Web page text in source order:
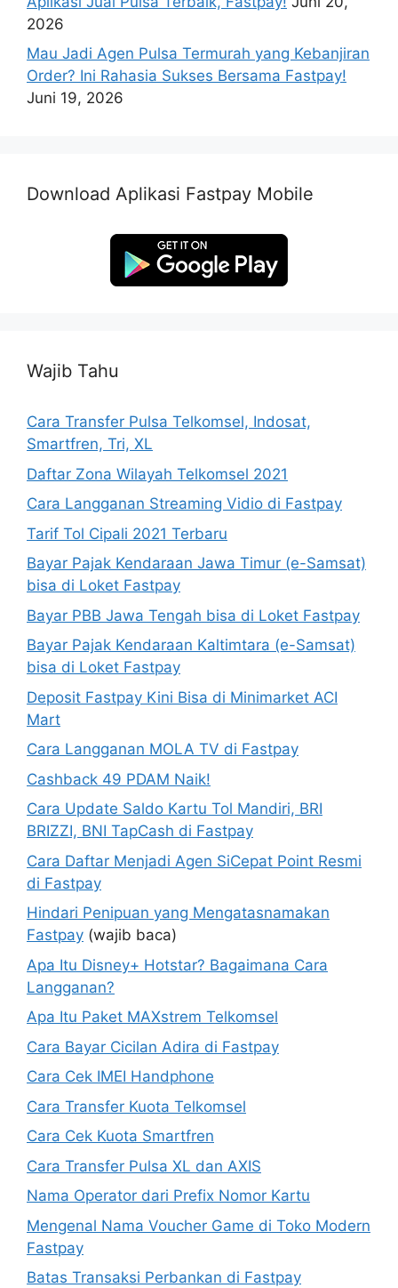
2026
Mau Jadi Agen Pulsa Termurah yang Kebanjiran
Order? Ini Rahasia Sukses Bersama Fastpay!
Juni 19, 2026
Download Aplikasi Fastpay Mobile
Wajib Tahu
Cara Transfer Pulsa Telkomsel, Indosat,
Smartfren, Tri, XL
Daftar Zona Wilayah Telkomsel 2021
Cara Langganan Streaming Vidio di Fastpay
Tarif Tol Cipali 2021 Terbaru
Bayar Pajak Kendaraan Jawa Timur (e-Samsat)
bisa di Loket Fastpay
Bayar PBB Jawa Tengah bisa di Loket Fastpay
Bayar Pajak Kendaraan Kaltimtara (e-Samsat)
bisa di Loket Fastpay
Deposit Fastpay Kini Bisa di Minimarket ACI
Mart
Cara Langganan MOLA TV di Fastpay
Cashback 49 PDAM Naik!
Cara Update Saldo Kartu Tol Mandiri, BRI
BRIZZI, BNI TapCash di Fastpay
Cara Daftar Menjadi Agen SiCepat Point Resmi
di Fastpay
Hindari Penipuan yang Mengatasnamakan
Fastpay (wajib baca)
Apa Itu Disney+ Hotstar? Bagaimana Cara
Langganan?
Apa Itu Paket MAXstrem Telkomsel
Cara Bayar Cicilan Adira di Fastpay
Cara Cek IMEI Handphone
Cara Transfer Kuota Telkomsel
Cara Cek Kuota Smartfren
Cara Transfer Pulsa XL dan AXIS
Nama Operator dari Prefix Nomor Kartu
Mengenal Nama Voucher Game di Toko Modern
Fastpay
Batas Transaksi Perbankan di Fastpay